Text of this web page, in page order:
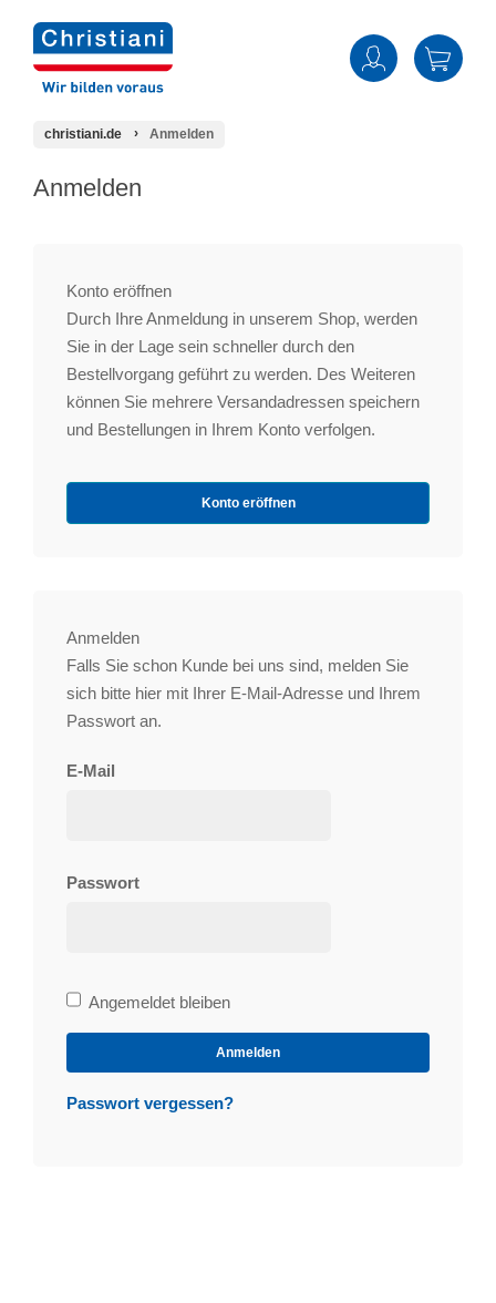
christiani.de Anmelden
Anmelden
Konto eröffnen
Durch Ihre Anmeldung in unserem Shop, werden
Sie in der Lage sein schneller durch den
Bestellvorgang geführt zu werden. Des Weiteren
können Sie mehrere Versandadressen speichern
und Bestellungen in Ihrem Konto verfolgen.
Konto eröffnen
Anmelden
Falls Sie schon Kunde bei uns sind, melden Sie
sich bitte hier mit Ihrer E-Mail-Adresse und Ihrem
Passwort an.
E-Mail
Passwort
Bleibe
angemeldet
Angemeldet bleiben
Anmelden
Passwort vergessen?